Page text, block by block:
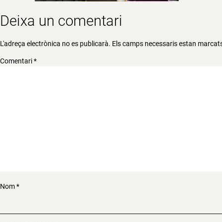
Deixa un comentari
L'adreça electrònica no es publicarà. Els camps necessaris estan
Comentari*
Nom*